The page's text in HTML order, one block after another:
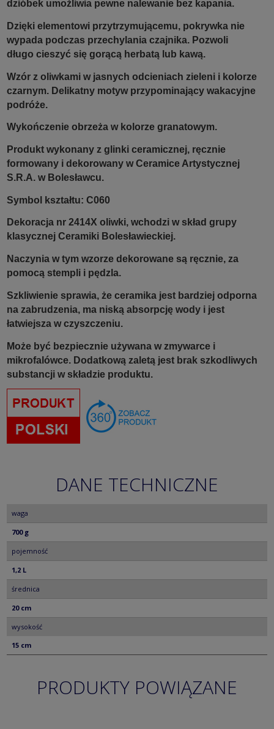
dzióbek umożliwia pewne nalewanie bez kapania.
Dzięki elementowi przytrzymującemu, pokrywka nie
wypada podczas przechylania czajnika. Pozwoli
długo cieszyć się gorącą herbatą lub kawą.
Wzór z oliwkami w jasnych odcieniach zieleni i kolorze
czarnym. Delikatny motyw przypominający wakacyjne
podróże.
Wykończenie obrzeża w kolorze granatowym.
Produkt wykonany z glinki ceramicznej, ręcznie
formowany i dekorowany w Ceramice Artystycznej
S.R.A. w Bolesławcu.
Symbol kształtu: C060
Dekoracja nr 2414X oliwki, wchodzi w skład grupy
klasycznej Ceramiki Bolesławieckiej.
Naczynia w tym wzorze dekorowane są ręcznie, za
pomocą stempli i pędzla.
Szkliwienie sprawia, że ceramika jest bardziej odporna
na zabrudzenia, ma niską absorpcję wody i jest
łatwiejsza w czyszczeniu.
Może być bezpiecznie używana w zmywarce i
mikrofalówce. Dodatkową zaletą jest brak szkodliwych
substancji w składzie produktu.
DANE TECHNICZNE
waga
700 g
pojemność
1,2 L
średnica
20 cm
wysokość
15 cm
PRODUKTY POWIĄZANE